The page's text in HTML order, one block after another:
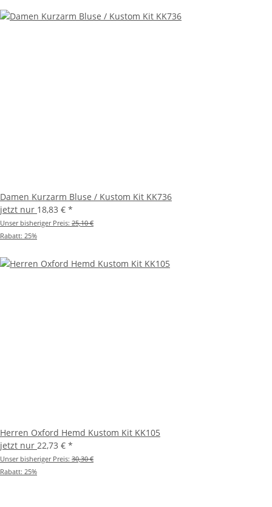
Damen Kurzarm Bluse / Kustom Kit KK736
jetzt nur 18,83 € *
Unser bisheriger Preis: 25,10 €
Rabatt: 25%
Herren Oxford Hemd Kustom Kit KK105
jetzt nur 22,73 € *
Unser bisheriger Preis: 30,30 €
Rabatt: 25%